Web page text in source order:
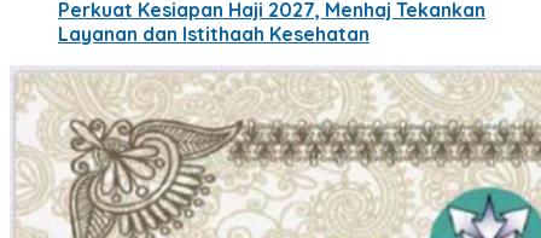
Perkuat Kesiapan Haji 2027, Menhaj Tekankan
Layanan dan Istithaah Kesehatan